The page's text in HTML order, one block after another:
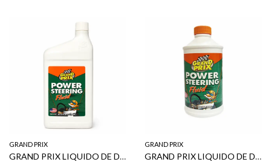
GRAND PRIX
GRAND PRIX LIQUIDO DE DIRECCIÓN ASISTIDA 32 OZ
GRAND PRIX
GRAND PRIX LIQUIDO DE DIRECCION ASISTIDA 12 OZ